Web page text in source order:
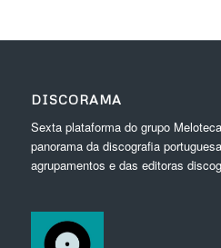
DISCORAMA
Sexta plataforma do grupo
panorama da discografia
agrupamentos e das editoras